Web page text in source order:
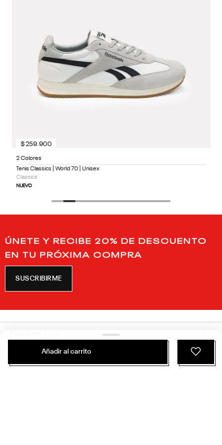
2 Colores
Tenis Classics | World 70 | Unisex
Classics
NUEVO
$259.900
Añadir al carrito
ÚNETE Y RECIBE 20% DE DESCUENTO
EN TU PRÓXIMA COMPRA
SUSCRIBIRME